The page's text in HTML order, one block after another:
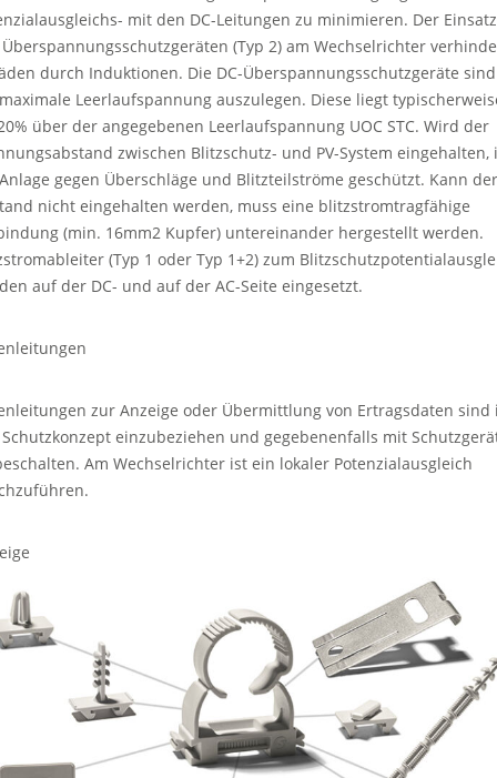
mit den DC-Leitungen zu minimieren. Der Einsatz
(Typ 2) am Wechselrichter
durch Induktionen. Die DC-Überspannungsschutzgeräte
Leerlaufspannung auszulegen. Diese liegt
über der angegebenen Leerlaufspannung UOC STC. Wird der
zwischen Blitzschutz- und PV-System eingehalten,
gegen Überschläge und Blitzteilströme geschützt. Kann der
nicht eingehalten werden, muss eine blitzstromtragfähige
(min. 16mm2 Kupfer) untereinander hergestellt werden.
(Typ 1 oder Typ 1+2) zum
auf der DC- und auf der AC-Seite eingesetzt.
zur Anzeige oder Übermittlung von Ertragsdaten sind
einzubeziehen und gegebenenfalls mit
Am Wechselrichter ist ein lokaler Potenzialausgleich